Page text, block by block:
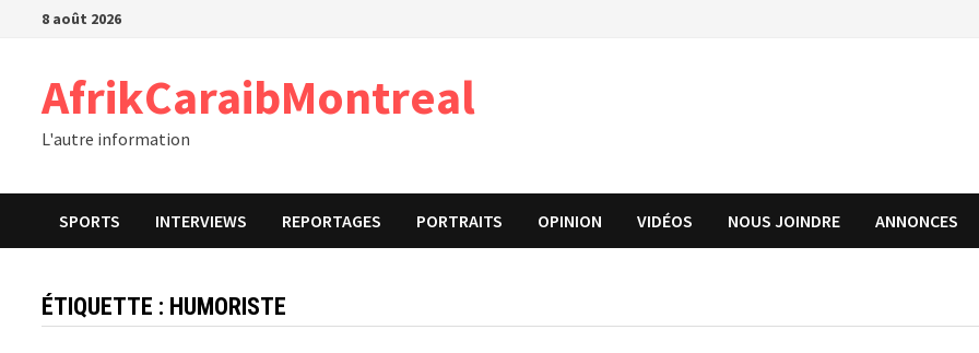
Passer8 août 2026
AfrikCaraibMontreal
L'autre information
SPORTS INTERVIEWS REPORTAGES PORTRAITS OPINION VIDÉOS NOUS JOINDRE ANNONCES
ÉTIQUETTE : HUMORISTE